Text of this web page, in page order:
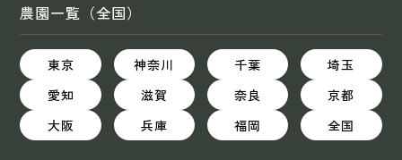
農園一覧（全国）
東京 神奈川 千葉
埼玉
愛知
滋賀 奈良
京都
大阪
兵庫 福岡 全国